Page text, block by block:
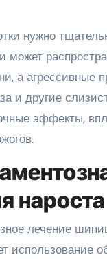
нужно
может
а агрессивные
и другие
эффекты,
нароста
лечение
использование